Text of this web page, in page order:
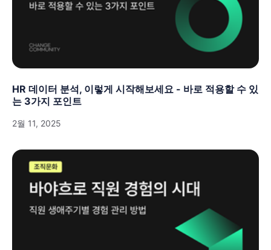
HR 데이터 분석, 이렇게 시작해보세요 - 바로 적용할 수 있
는 3가지 포인트
2월 11, 2025